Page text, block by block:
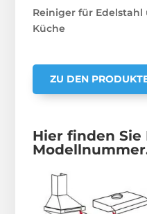
Reiniger für
Küche
ZU DEN
Hier finden Sie